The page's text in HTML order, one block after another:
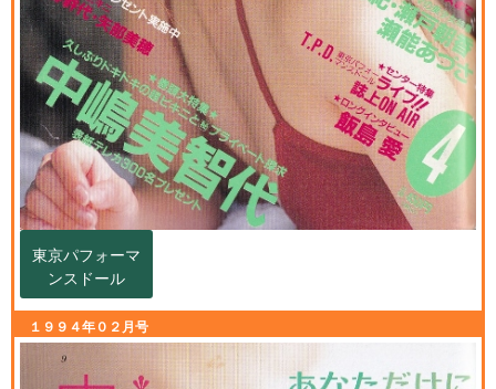
東京パフォーマ
ンスドール
１９９４年０２月号